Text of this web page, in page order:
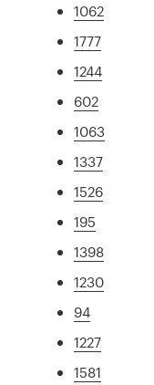
1062
1777
1244
602
1063
1337
1526
195
1398
1230
94
1227
1581